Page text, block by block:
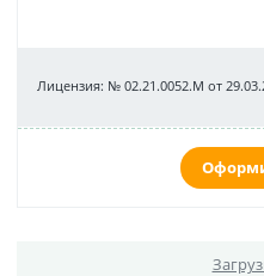
Лицензия: № 02.21.0052.М от